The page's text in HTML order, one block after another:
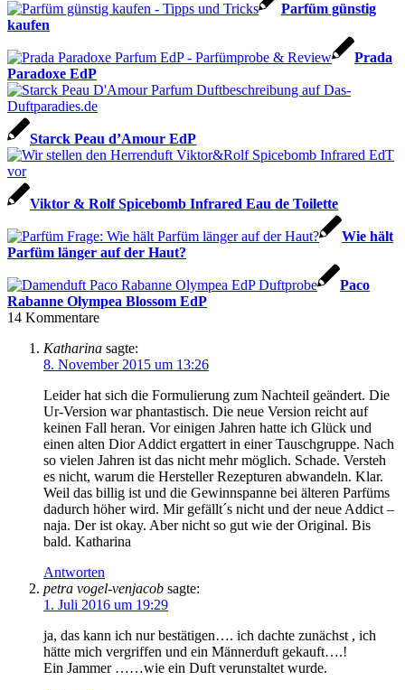
Parfüm günstig
kaufen
Prada
Paradoxe EdP
Starck Peau d’Amour EdP
Viktor & Rolf Spicebomb Infrared Eau de Toilette
Wie hält
Parfüm länger auf der Haut?
Paco
Rabanne Olympea Blossom EdP
14 Kommentare
Katharina sagte:
8. November 2015 um 13:26
Leider hat sich die Formulierung zum Nachteil geändert. Die
Ur-Version war phantastisch. Die neue Version reicht auf
keinen Fall heran. Vor einigen Jahren hatte ich Glück und
einen alten Dior Addict ergattert in einer Tauschgruppe. Nach
so vielen Jahren ist das nicht mehr möglich. Schade. Versteh
es nicht, warum die Hersteller Rezepturen abwandeln. Klar.
Weil das billig ist und die Gewinnspanne bei älteren Parfüms
dadurch höher wird. Mir gefällt´s nicht und der neue Addict –
naja. Der ist okay. Aber nicht so gut wie der Original. Bis
bald. Katharina
Antworten
petra vogel-venjacob sagte:
1. Juli 2016 um 19:29
ja, das kann ich nur bestätigen…. ich dachte zunächst , ich
hätte mich vergriffen und ein Männerduft gekauft….!
Ein Jammer ……wie ein Duft verunstaltet wurde.